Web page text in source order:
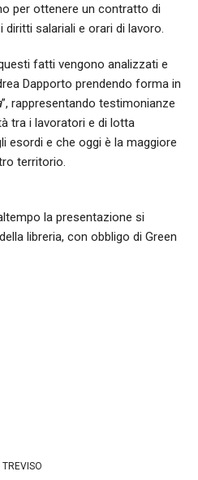
per ottenere un contratto di
salariali e orari di lavoro.
fatti vengono analizzati e
Dapporto prendendo forma in
”, rappresentando testimonianze
tra i lavoratori e di lotta
esordi e che oggi è la maggiore
territorio.
la presentazione si
libreria, con obbligo di Green